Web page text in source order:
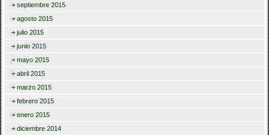
septiembre 2015
agosto 2015
julio 2015
junio 2015
mayo 2015
abril 2015
marzo 2015
febrero 2015
enero 2015
diciembre 2014